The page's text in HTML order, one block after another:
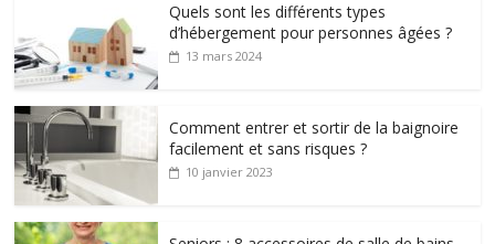
Quels sont les différents types
d’hébergement pour personnes âgées ?
13 mars 2024
Comment entrer et sortir de la baignoire
facilement et sans risques ?
10 janvier 2023